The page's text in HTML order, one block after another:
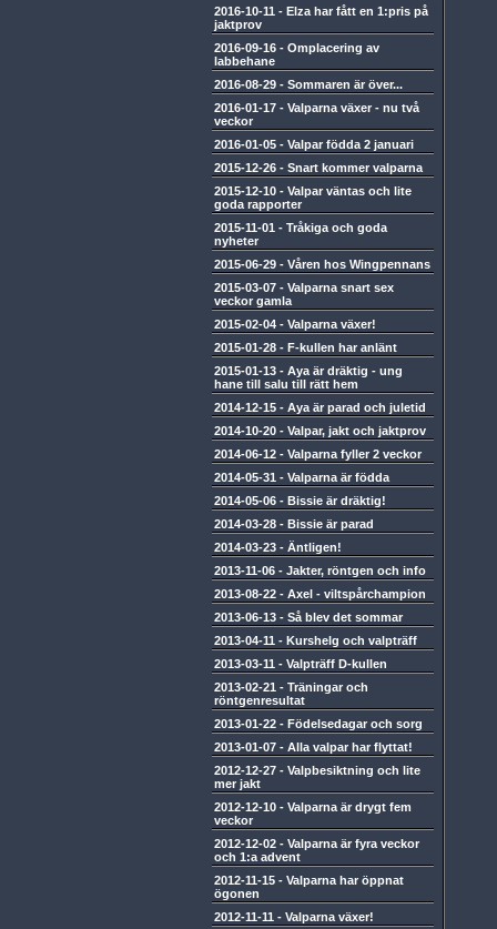
2016-10-11 - Elza har fått en 1:pris på
jaktprov
2016-09-16 - Omplacering av
labbehane
2016-08-29 - Sommaren är över...
2016-01-17 - Valparna växer - nu två
veckor
2016-01-05 - Valpar födda 2 januari
2015-12-26 - Snart kommer valparna
2015-12-10 - Valpar väntas och lite
goda rapporter
2015-11-01 - Tråkiga och goda
nyheter
2015-06-29 - Våren hos Wingpennans
2015-03-07 - Valparna snart sex
veckor gamla
2015-02-04 - Valparna växer!
2015-01-28 - F-kullen har anlänt
2015-01-13 - Aya är dräktig - ung
hane till salu till rätt hem
2014-12-15 - Aya är parad och juletid
2014-10-20 - Valpar, jakt och jaktprov
2014-06-12 - Valparna fyller 2 veckor
2014-05-31 - Valparna är födda
2014-05-06 - Bissie är dräktig!
2014-03-28 - Bissie är parad
2014-03-23 - Äntligen!
2013-11-06 - Jakter, röntgen och info
2013-08-22 - Axel - viltspårchampion
2013-06-13 - Så blev det sommar
2013-04-11 - Kurshelg och valpträff
2013-03-11 - Valpträff D-kullen
2013-02-21 - Träningar och
röntgenresultat
2013-01-22 - Födelsedagar och sorg
2013-01-07 - Alla valpar har flyttat!
2012-12-27 - Valpbesiktning och lite
mer jakt
2012-12-10 - Valparna är drygt fem
veckor
2012-12-02 - Valparna är fyra veckor
och 1:a advent
2012-11-15 - Valparna har öppnat
ögonen
2012-11-11 - Valparna växer!